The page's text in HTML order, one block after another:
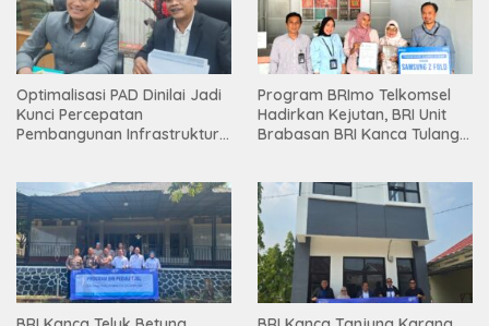
Optimalisasi PAD Dinilai Jadi
Kunci Percepatan
Pembangunan Infrastruktur
Program BRImo Telkomsel
Hadirkan Kejutan, BRI Unit
Brabasan BRI Kanca Tulang
Mesuji